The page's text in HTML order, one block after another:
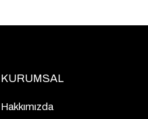
KURUMSAL
Hakkımızda